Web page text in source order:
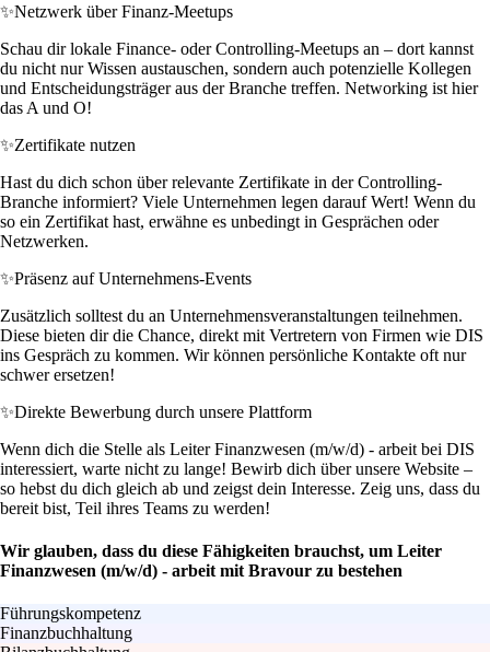
✨Netzwerk über Finanz-Meetups
Schau dir lokale Finance- oder Controlling-Meetups an – dort kannst
du nicht nur Wissen austauschen, sondern auch potenzielle Kollegen
und Entscheidungsträger aus der Branche treffen. Networking ist hier
das A und O!
✨Zertifikate nutzen
Hast du dich schon über relevante Zertifikate in der Controlling-
Branche informiert? Viele Unternehmen legen darauf Wert! Wenn du
so ein Zertifikat hast, erwähne es unbedingt in Gesprächen oder
Netzwerken.
✨Präsenz auf Unternehmens-Events
Zusätzlich solltest du an Unternehmensveranstaltungen teilnehmen.
Diese bieten dir die Chance, direkt mit Vertretern von Firmen wie DIS
ins Gespräch zu kommen. Wir können persönliche Kontakte oft nur
schwer ersetzen!
✨Direkte Bewerbung durch unsere Plattform
Wenn dich die Stelle als Leiter Finanzwesen (m/w/d) - arbeit bei DIS
interessiert, warte nicht zu lange! Bewirb dich über unsere Website –
so hebst du dich gleich ab und zeigst dein Interesse. Zeig uns, dass du
bereit bist, Teil ihres Teams zu werden!
Wir glauben, dass du diese Fähigkeiten brauchst, um Leiter
Finanzwesen (m/w/d) - arbeit mit Bravour zu bestehen
Führungskompetenz
Finanzbuchhaltung